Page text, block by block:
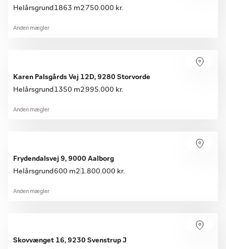
Helårsgrund 1863 m2 750.000 kr.
Anden mægler
Karen Palsgårds Vej 12D, 9280 Storvorde
Helårsgrund 1350 m2 995.000 kr.
Anden mægler
Frydendalsvej 9, 9000 Aalborg
Helårsgrund 600 m2 1.800.000 kr.
Anden mægler
Skovvænget 16, 9230 Svenstrup J